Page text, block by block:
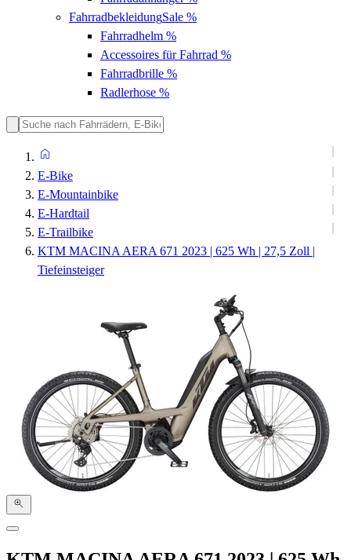
FahrradbekleidungSale %
Fahrradhelm %
Accessoires für Fahrrad %
Fahrradbrille %
Radlerhose %
E-Bike
E-Mountainbike
E-Hardtail
E-Trailbike
KTM MACINA AERA 671 2023 | 625 Wh | 27,5 Zoll |
Tiefeinsteiger